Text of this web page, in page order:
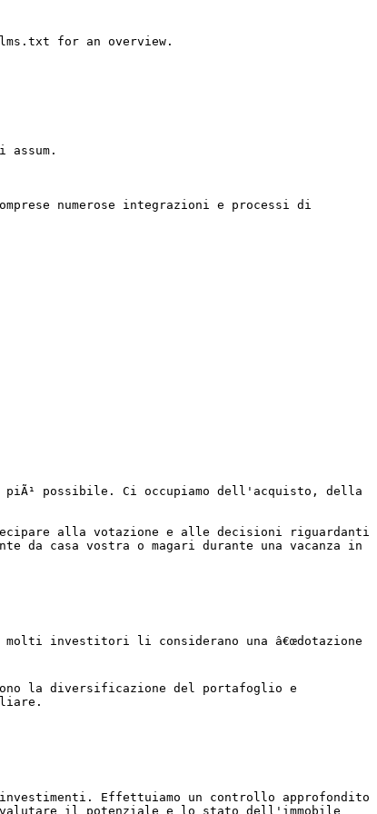
for an overview.
numerose integrazioni e processi di
possibile. Ci occupiamo dell'acquisto, della
alla votazione e alle decisioni riguardanti
da casa vostra o magari durante una vacanza in
investitori li considerano una â€œdotazione
la diversificazione del portafoglio e
Effettuiamo un controllo approfondito
valutare il potenziale e lo stato dell'immobile